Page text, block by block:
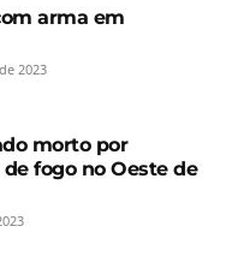
arma em
2023
morto por
fogo no Oeste de